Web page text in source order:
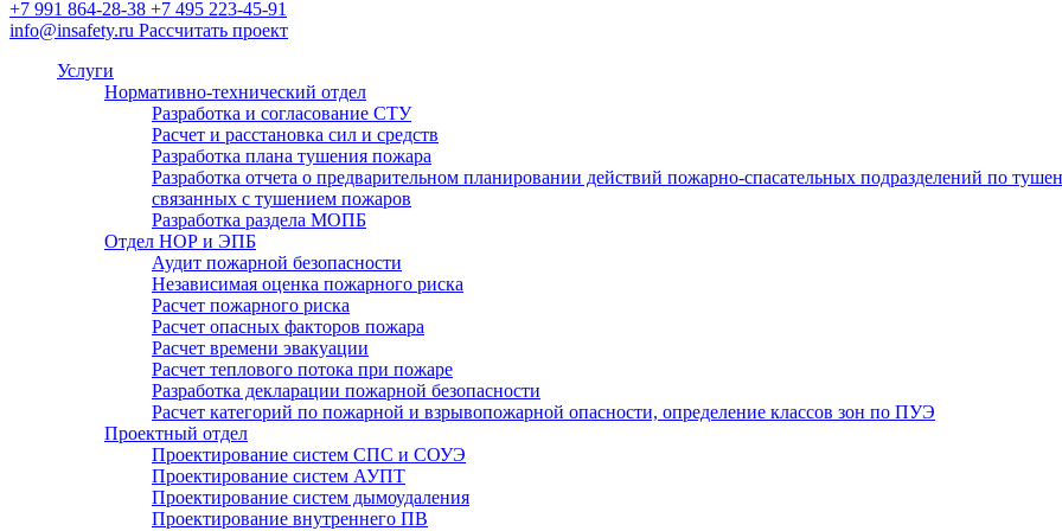
+7 991 864-28-38 +7 495 223-45-91
info@insafety.ru Рассчитать проект
Услуги
Нормативно-технический отдел
Разработка и согласование СТУ
Расчет и расстановка сил и средств
Разработка плана тушения пожара
Разработка отчета о предварительном планировании действий пожарно-спасательных подразделений по
связанных с тушением пожаров
Разработка раздела МОПБ
Отдел НОР и ЭПБ
Аудит пожарной безопасности
Независимая оценка пожарного риска
Расчет пожарного риска
Расчет опасных факторов пожара
Расчет времени эвакуации
Расчет теплового потока при пожаре
Разработка декларации пожарной безопасности
Расчет категорий по пожарной и взрывопожарной опасности, определение классов зон по ПУЭ
Проектный отдел
Проектирование систем СПС и СОУЭ
Проектирование систем АУПТ
Проектирование систем дымоудаления
Проектирование внутреннего ПВ
опасности, определение классов зон по ПУЭ
Пожарный аутсорсинг
водопровода (ВПВ)